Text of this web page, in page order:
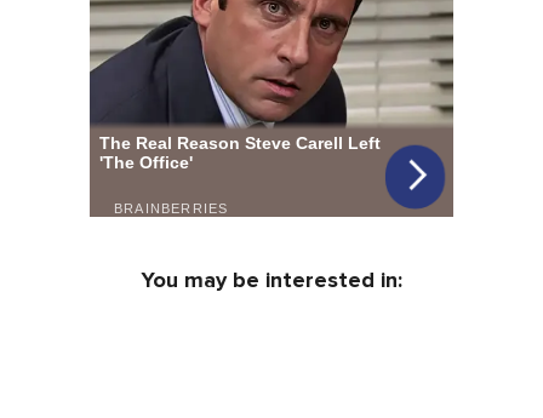
You may be interested in: